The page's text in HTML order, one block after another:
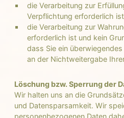
die Verarbeitung zur
Verpflichtung erforderlich ist
die Verarbeitung zur
erforderlich ist und kein
dass Sie ein
an der Nichtweitergabe
Löschung bzw. Sperrung der
Wir halten uns an die
und Datensparsamkeit. Wir
personenbezogenen Daten